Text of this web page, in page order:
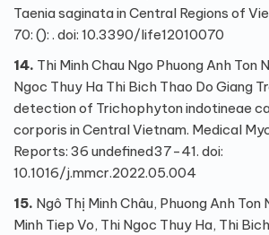
Taenia saginata in Central Regions of
70: (): . doi: 10.3390/life12010070
14. Thi Minh Chau Ngo Phuong Anh Ton
Ngoc Thuy Ha Thi Bich Thao Do Giang
detection of Trichophyton indotineae
corporis in Central Vietnam. Medical
Reports: 36 undefined37-41. doi:
10.1016/j.mmcr.2022.05.004
15. Ngô Thị Minh Châu, Phuong Anh Ton
Minh Tiep Vo, Thi Ngoc Thuy Ha, Thi